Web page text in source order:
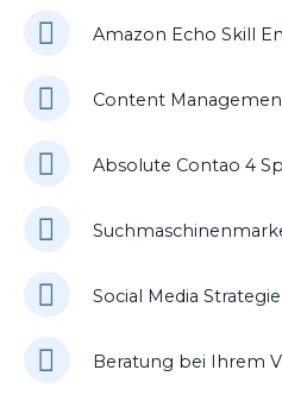
Amazon Echo Skill
Content
Absolute Contao 4
Social Media Strategie
Beratung bei Ihrem